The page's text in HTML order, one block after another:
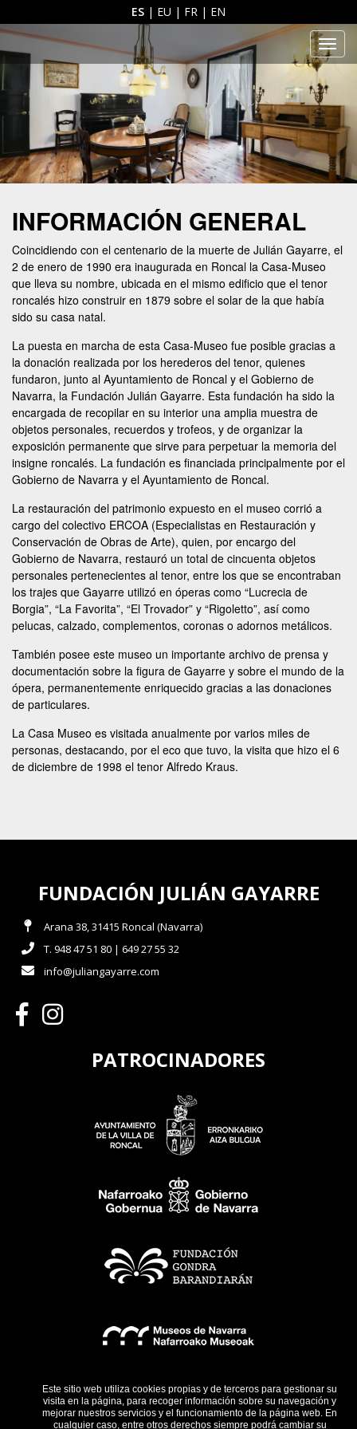
Este sitio web utiliza cookies propias y de terceros para gestionar su
visita en la página, para recoger información sobre su navegación y
mejorar nuestros servicios y el funcionamiento de la página web. En
cualquier caso, entre otros derechos siempre podrá cambiar su
ES | EU | FR | EN
INFORMACIÓN GENERAL
Coincidiendo con el centenario de la muerte de Julián Gayarre, el
2 de enero de 1990 era inaugurada en Roncal la Casa-Museo
que lleva su nombre, ubicada en el mismo edificio que el tenor
roncalés hizo construir en 1879 sobre el solar de la que había
sido su casa natal.
La puesta en marcha de esta Casa-Museo fue posible gracias a
la donación realizada por los herederos del tenor, quienes
fundaron, junto al Ayuntamiento de Roncal y el Gobierno de
Navarra, la Fundación Julián Gayarre. Esta fundación ha sido la
encargada de recopilar en su interior una amplia muestra de
objetos personales, recuerdos y trofeos, y de organizar la
exposición permanente que sirve para perpetuar la memoria del
insigne roncalés. La fundación es financiada principalmente por el
Gobierno de Navarra y el Ayuntamiento de Roncal.
La restauración del patrimonio expuesto en el museo corrió a
cargo del colectivo ERCOA (Especialistas en Restauración y
Conservación de Obras de Arte), quien, por encargo del
Gobierno de Navarra, restauró un total de cincuenta objetos
personales pertenecientes al tenor, entre los que se encontraban
los trajes que Gayarre utilizó en óperas como “Lucrecia de
Borgia”, “La Favorita”, “El Trovador” y “Rigoletto”, así como
pelucas, calzado, complementos, coronas o adornos metálicos.
También posee este museo un importante archivo de prensa y
documentación sobre la figura de Gayarre y sobre el mundo de la
ópera, permanentemente enriquecido gracias a las donaciones
de particulares.
La Casa Museo es visitada anualmente por varios miles de
personas, destacando, por el eco que tuvo, la visita que hizo el 6
de diciembre de 1998 el tenor Alfredo Kraus.
FUNDACIÓN JULIÁN GAYARRE
Arana 38, 31415 Roncal (Navarra)
T. 948 47 51 80 | 649 27 55 32
info@juliangayarre.com
PATROCINADORES